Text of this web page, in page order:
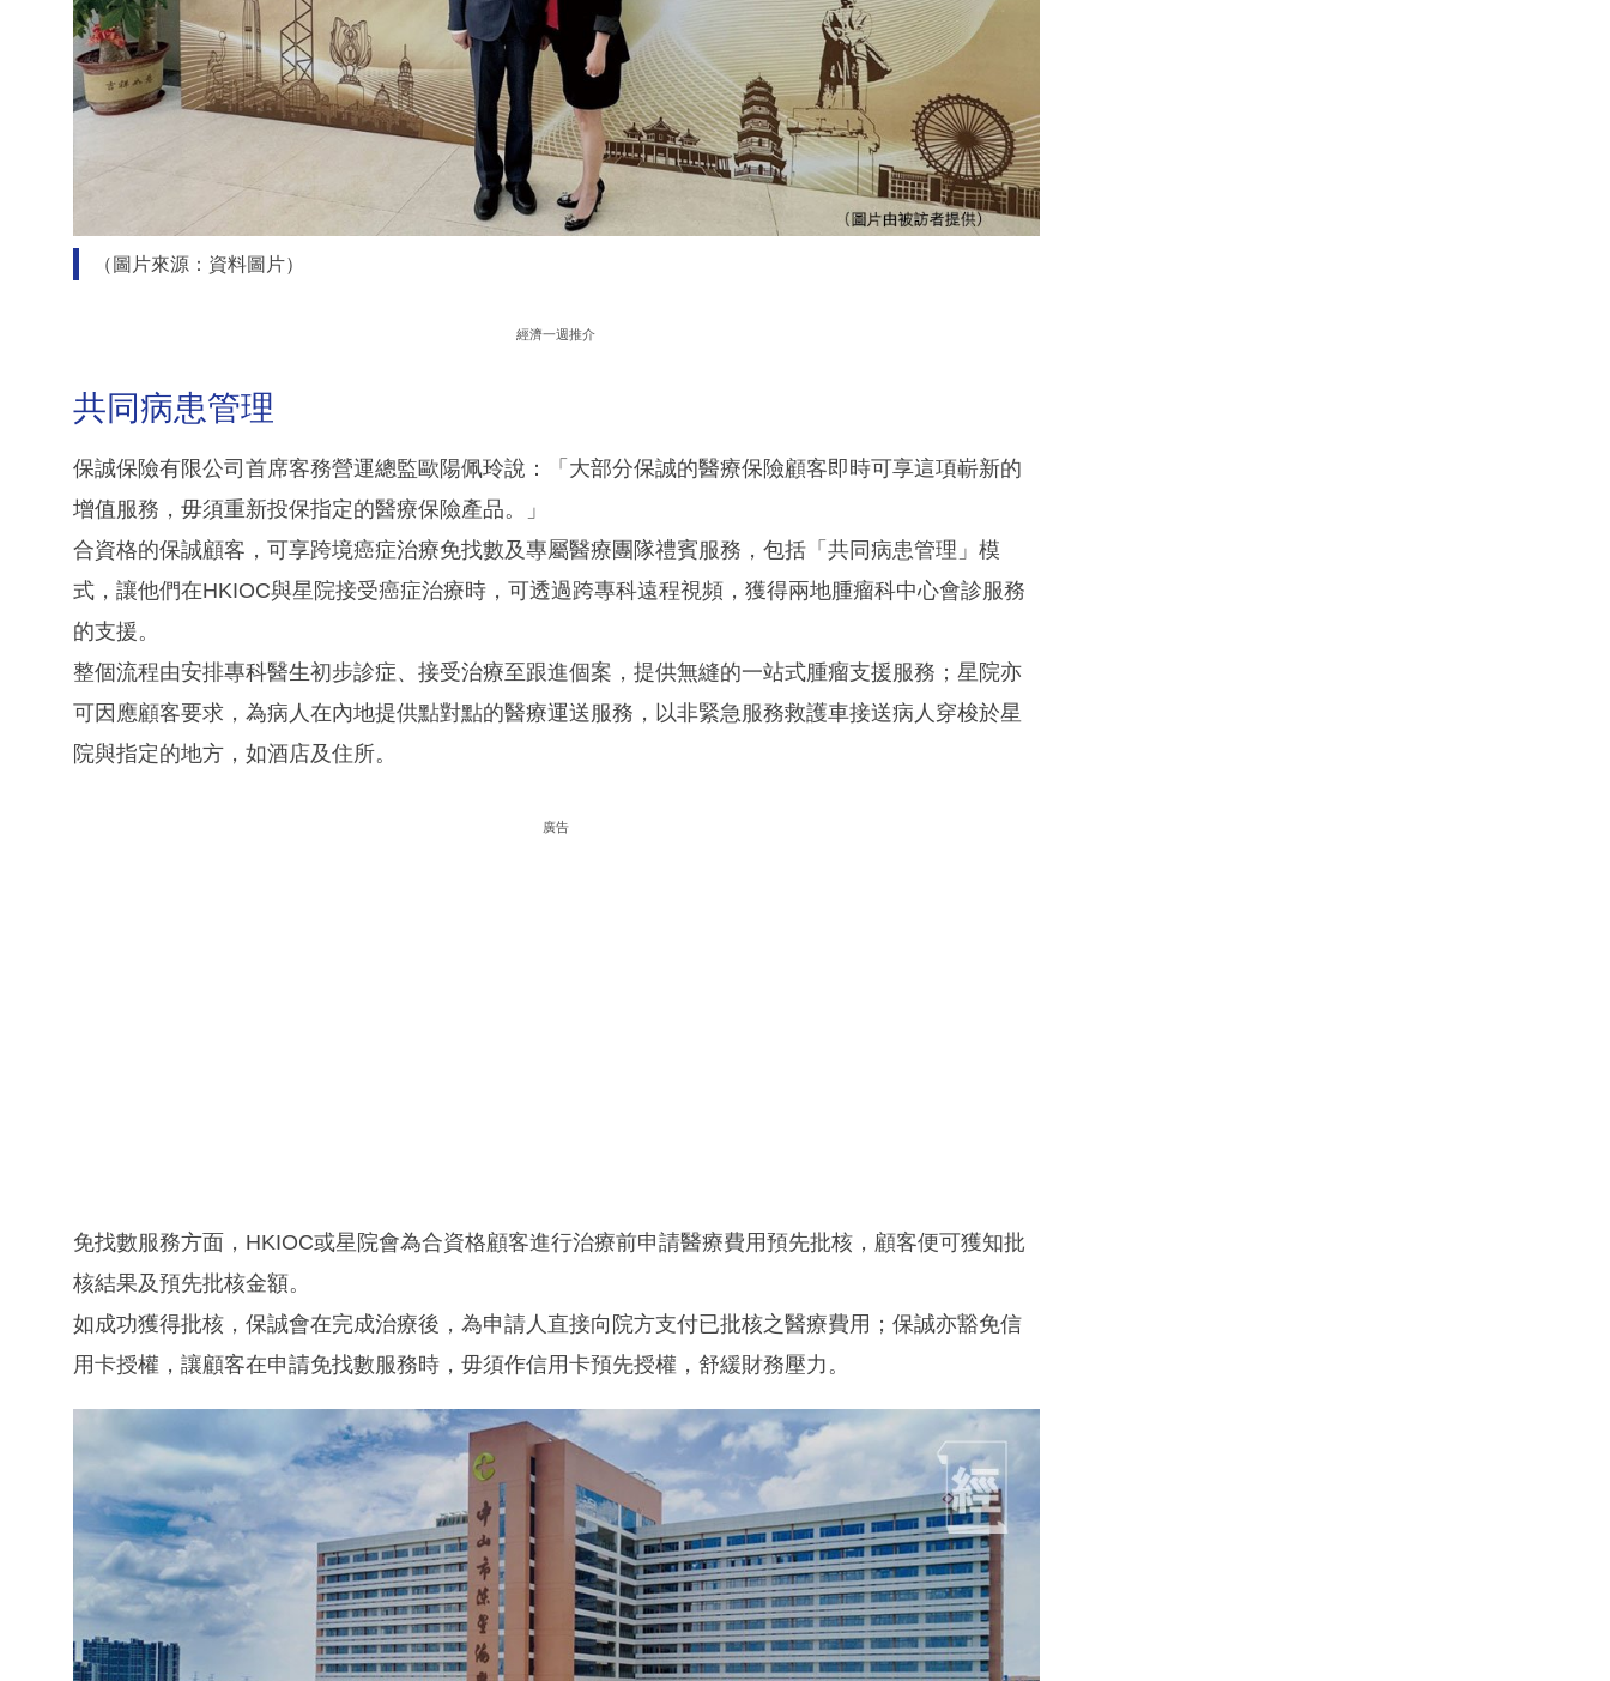
（圖片來源：資料圖片）
經濟一週推介
共同病患管理
保誠保險有限公司首席客務營運總監歐陽佩玲說：「大部分保誠的醫療保險顧客即時可享這項嶄新的
增值服務，毋須重新投保指定的醫療保險產品。」
合資格的保誠顧客，可享跨境癌症治療免找數及專屬醫療團隊禮賓服務，包括「共同病患管理」模
式，讓他們在HKIOC與星院接受癌症治療時，可透過跨專科遠程視頻，獲得兩地腫瘤科中心會診服務
的支援。
整個流程由安排專科醫生初步診症、接受治療至跟進個案，提供無縫的一站式腫瘤支援服務；星院亦
可因應顧客要求，為病人在內地提供點對點的醫療運送服務，以非緊急服務救護車接送病人穿梭於星
院與指定的地方，如酒店及住所。
廣告
免找數服務方面，HKIOC或星院會為合資格顧客進行治療前申請醫療費用預先批核，顧客便可獲知批
核結果及預先批核金額。
如成功獲得批核，保誠會在完成治療後，為申請人直接向院方支付已批核之醫療費用；保誠亦豁免信
用卡授權，讓顧客在申請免找數服務時，毋須作信用卡預先授權，舒緩財務壓力。